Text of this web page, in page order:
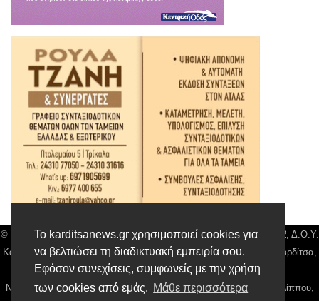
Το karditsanews.gr χρησιμοποιεί cookies για
να βελτιώσει τη διαδικτυακή εμπειρία σου.
Εφόσον συνεχίσεις, συμφωνείς με την χρήση
των cookies από εμάς. Μάθε περισσότερα
© Karditsa News | Διακριτικός Τίτλος: Orion Media, ΑΦΜ: 043750542, Δ.Ο.Υ:
Καρδίτσας, Αρ. Γεμή: 018804431000, Δ/νση: Διάκου 10 τ.κ 43132 Καρδίτσα,
Τηλ: 24410 42500, email:news@karditsanews.gr.
Νόμιμος Εκπρόσωπος, Ιδιοκτήτης και Διαχειριστής: Παναγιώτης Φιλίππου,